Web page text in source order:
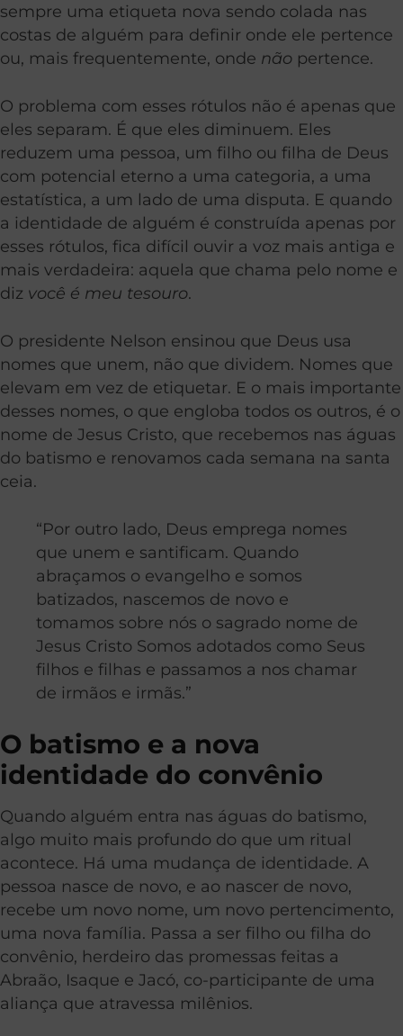
sempre uma etiqueta nova sendo colada nas
costas de alguém para definir onde ele pertence
ou, mais frequentemente, onde não pertence.
O problema com esses rótulos não é apenas que
eles separam. É que eles diminuem. Eles
reduzem uma pessoa, um filho ou filha de Deus
com potencial eterno a uma categoria, a uma
estatística, a um lado de uma disputa. E quando
a identidade de alguém é construída apenas por
esses rótulos, fica difícil ouvir a voz mais antiga e
mais verdadeira: aquela que chama pelo nome e
diz você é meu tesouro.
O presidente Nelson ensinou que Deus usa
nomes que unem, não que dividem. Nomes que
elevam em vez de etiquetar. E o mais importante
desses nomes, o que engloba todos os outros, é o
nome de Jesus Cristo, que recebemos nas águas
do batismo e renovamos cada semana na santa
ceia.
“Por outro lado, Deus emprega nomes
que unem e santificam. Quando
abraçamos o evangelho e somos
batizados, nascemos de novo e
tomamos sobre nós o sagrado nome de
Jesus Cristo Somos adotados como Seus
filhos e filhas e passamos a nos chamar
de irmãos e irmãs.”
O batismo e a nova
identidade do convênio
Quando alguém entra nas águas do batismo,
algo muito mais profundo do que um ritual
acontece. Há uma mudança de identidade. A
pessoa nasce de novo, e ao nascer de novo,
recebe um novo nome, um novo pertencimento,
uma nova família. Passa a ser filho ou filha do
convênio, herdeiro das promessas feitas a
Abraão, Isaque e Jacó, co-participante de uma
aliança que atravessa milênios.